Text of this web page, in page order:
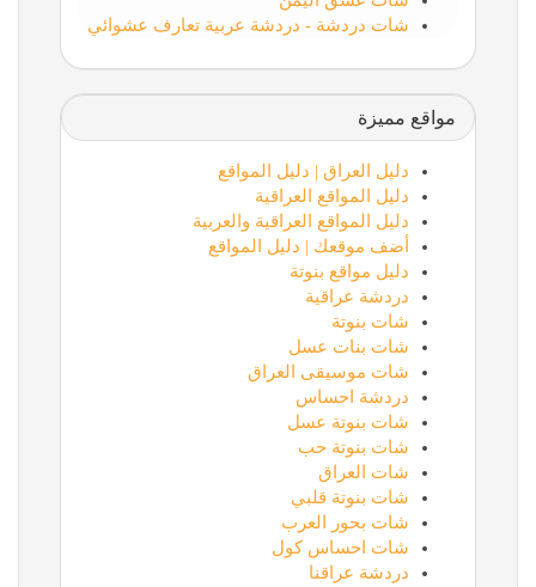
شات دردشة - دردشة عربية تعارف عشوائي
مواقع مميزة
دليل العراق | دليل المواقع
دليل المواقع العراقية
دليل المواقع العراقية والعربية
أضف موقعك | دليل المواقع
دليل مواقع بنوتة
دردشة عراقية
شات بنوتة
شات بنات عسل
شات موسيقى العراق
دردشة احساس
شات بنوتة عسل
شات بنوتة حب
شات العراق
شات بنوتة قلبي
شات بحور العرب
شات احساس كول
دردشة عراقنا